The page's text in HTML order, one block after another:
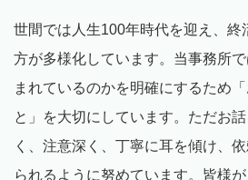
世間では人生100年時代を迎え、終
方が多様化しています。当事務所
まれているのかを明確にするため
と」を大切にしています。ただお
く、注意深く、丁寧に耳を傾け、
られるように努めています。皆様